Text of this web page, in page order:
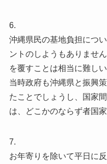
6.
沖縄県民の基地負担につ
ントのしようもありませ
を覆すことは相当に難し
当時政府も沖縄県と振興
たことでしょうし、国家
は、どこかのならず者国
7.
お年寄りを除いて平日に